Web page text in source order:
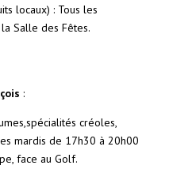
locaux) : Tous les
Salle des Fêtes.
:
créoles,
mardis de 17h30 à 20h00
face au Golf.